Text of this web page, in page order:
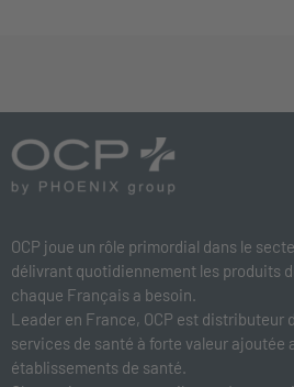
OCP joue un rôle primordial dans le
délivrant quotidiennement les produits
chaque Français a besoin.
Leader en France, OCP est distributeur
services de santé à forte valeur ajoutée
établissements de santé.